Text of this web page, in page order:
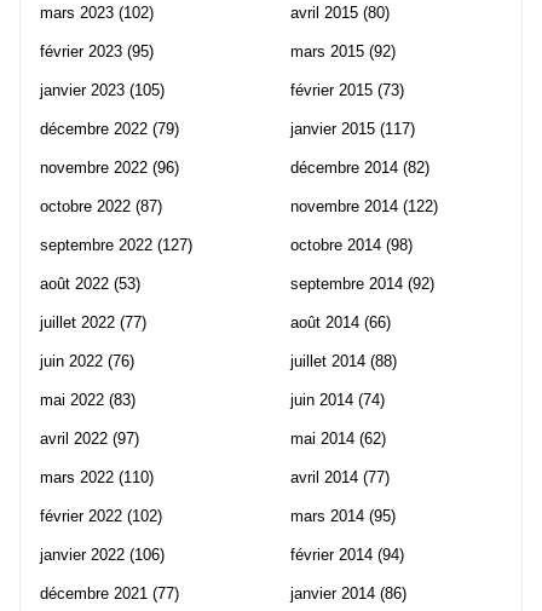
mars 2023 (102)
février 2023 (95)
janvier 2023 (105)
décembre 2022 (79)
novembre 2022 (96)
octobre 2022 (87)
septembre 2022 (127)
août 2022 (53)
juillet 2022 (77)
juin 2022 (76)
mai 2022 (83)
avril 2022 (97)
mars 2022 (110)
février 2022 (102)
janvier 2022 (106)
décembre 2021 (77)
avril 2015 (80)
mars 2015 (92)
février 2015 (73)
janvier 2015 (117)
décembre 2014 (82)
novembre 2014 (122)
octobre 2014 (98)
septembre 2014 (92)
août 2014 (66)
juillet 2014 (88)
juin 2014 (74)
mai 2014 (62)
avril 2014 (77)
mars 2014 (95)
février 2014 (94)
janvier 2014 (86)